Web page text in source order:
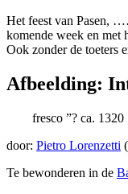
Het feest van Pasen,
komende week en met
Ook zonder de toeters
Afbeelding:
fresco ”? ca. 1320
door: Pietro Lorenzetti
Te bewonderen in de